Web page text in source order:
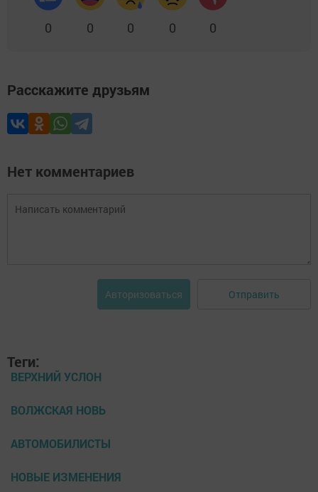
0 0 0 0 0
Расскажите друзьям
Нет комментариев
Авторизоваться Отправить
Теги:
ВЕРХНИЙ УСЛОН
ВОЛЖСКАЯ НОВЬ
АВТОМОБИЛИСТЫ
НОВЫЕ ИЗМЕНЕНИЯ